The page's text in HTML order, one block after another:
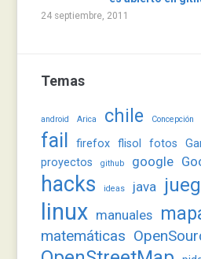
24 septiembre, 2011
Temas
android Arica chile Concepción
fail
firefox flisol fotos
proyectos
github google
hacks ideas java
linux manuales
matemáticas